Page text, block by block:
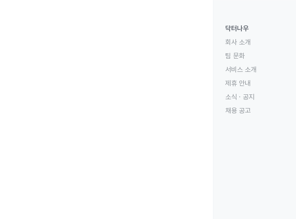
닥터나우
회사 소개
팀 문화
서비스 소개
제휴 안내
소식 · 공지
채용 공고